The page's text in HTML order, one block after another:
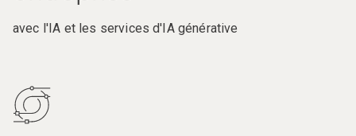
avec l'IA et les services d'IA générative